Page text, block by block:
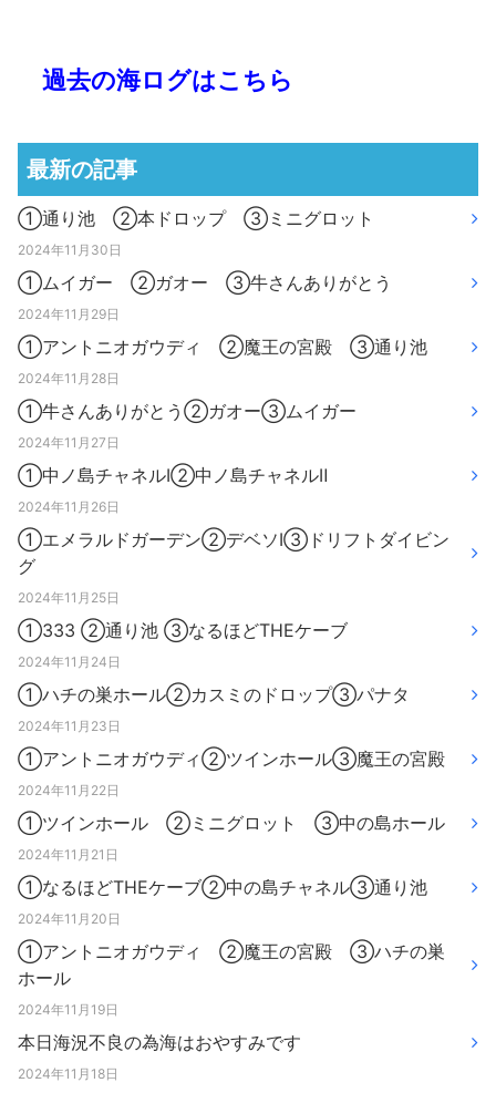
過去の海ログはこちら
最新の記事
①通り池 ②本ドロップ ③ミニグロット
2024年11月30日
①ムイガー ②ガオー ③牛さんありがとう
2024年11月29日
①アントニオガウディ ②魔王の宮殿 ③通り池
2024年11月28日
①牛さんありがとう②ガオー③ムイガー
2024年11月27日
①中ノ島チャネルⅠ②中ノ島チャネルⅡ
2024年11月26日
①エメラルドガーデン②デベソⅠ③ドリフトダイビン
グ
2024年11月25日
①333 ②通り池 ③なるほどTHEケーブ
2024年11月24日
①ハチの巣ホール②カスミのドロップ③パナタ
2024年11月23日
①アントニオガウディ②ツインホール③魔王の宮殿
2024年11月22日
①ツインホール ②ミニグロット ③中の島ホール
2024年11月21日
①なるほどTHEケーブ②中の島チャネル③通り池
2024年11月20日
①アントニオガウディ ②魔王の宮殿 ③ハチの巣
ホール
2024年11月19日
本日海況不良の為海はおやすみです
2024年11月18日